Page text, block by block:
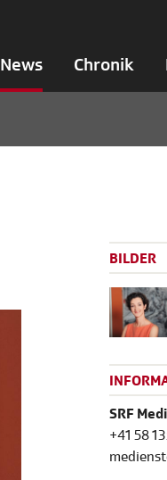
News Chronik
BILDER
SRF
+41 58